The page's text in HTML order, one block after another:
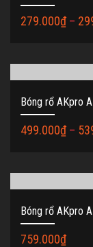
279.000₫–
Bóng rổ AKpro
499.000₫–
Bóng rổ AKpro
759.000₫